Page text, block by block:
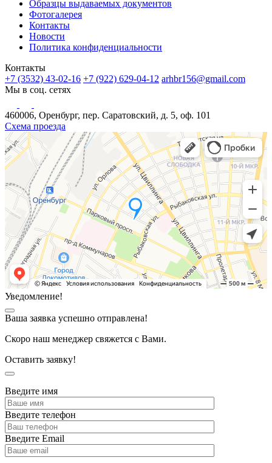
Образцы выдаваемых документов
Фотогалерея
Контакты
Новости
Политика конфиденциальности
Контакты
+7 (3532) 43-02-16 +7 (922) 629-04-12 arhbr156@gmail.com
Мы в соц. сетях
460006, Оренбург, пер. Саратовский, д. 5, оф. 101
Схема проезда
Уведомление!
Ваша заявка успешно отправлена!
Скоро наш менеджер свяжется с Вами.
Оставить заявку!
Введите имя
Введите телефон
Введите Email